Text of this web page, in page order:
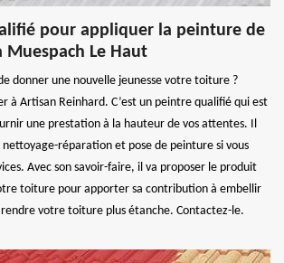
pour appliquer la peinture de
Le Haut
donner une nouvelle jeunesse votre toiture ?
à Artisan Reinhard. C’est un peintre qualifié qui est
une prestation à la hauteur de vos attentes. Il
nettoyage-réparation et pose de peinture si vous
Avec son savoir-faire, il va proposer le produit
toiture pour apporter sa contribution à embellir
votre toiture plus étanche. Contactez-le.